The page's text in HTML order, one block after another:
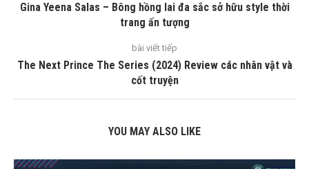
Gina Yeena Salas – Bông hồng lai đa sắc sở hữu style thời
trang ấn tượng
bài viết tiếp
The Next Prince The Series (2024) Review các nhân vật và
cốt truyện
YOU MAY ALSO LIKE